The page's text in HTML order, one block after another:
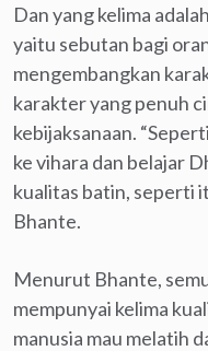
Dan yang kelima
yaitu sebutan bagi
mengembangkan
karakter yang penuh
kebijaksanaan.
ke vihara dan belajar
kualitas batin, seperti
Bhante.
Menurut Bhante,
mempunyai kelima
manusia mau melatih